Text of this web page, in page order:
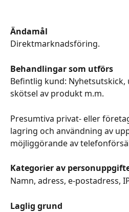
Ändamål
Direktmarknadsföring.
Behandlingar som utförs
Befintlig kund: Nyhetsutskick,
skötsel av produkt m.m.
Presumtiva privat- eller
lagring och användning av
möjliggörande av
Kategorier av
Namn, adress, e-postadress,
Laglig grund